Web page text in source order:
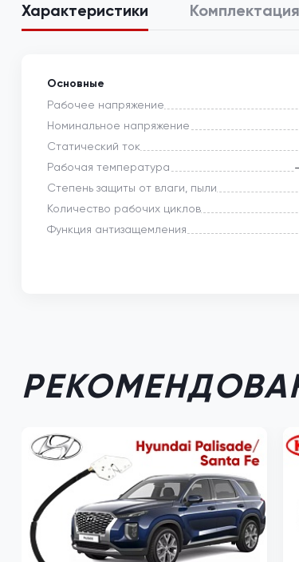
Характеристики Комплектация
Основные
Рабочее напряжение
Номинальное напряжение
Статический ток
Рабочая температура
Степень защиты от влаги, пыли
Количество рабочих циклов
Функция антизащемления